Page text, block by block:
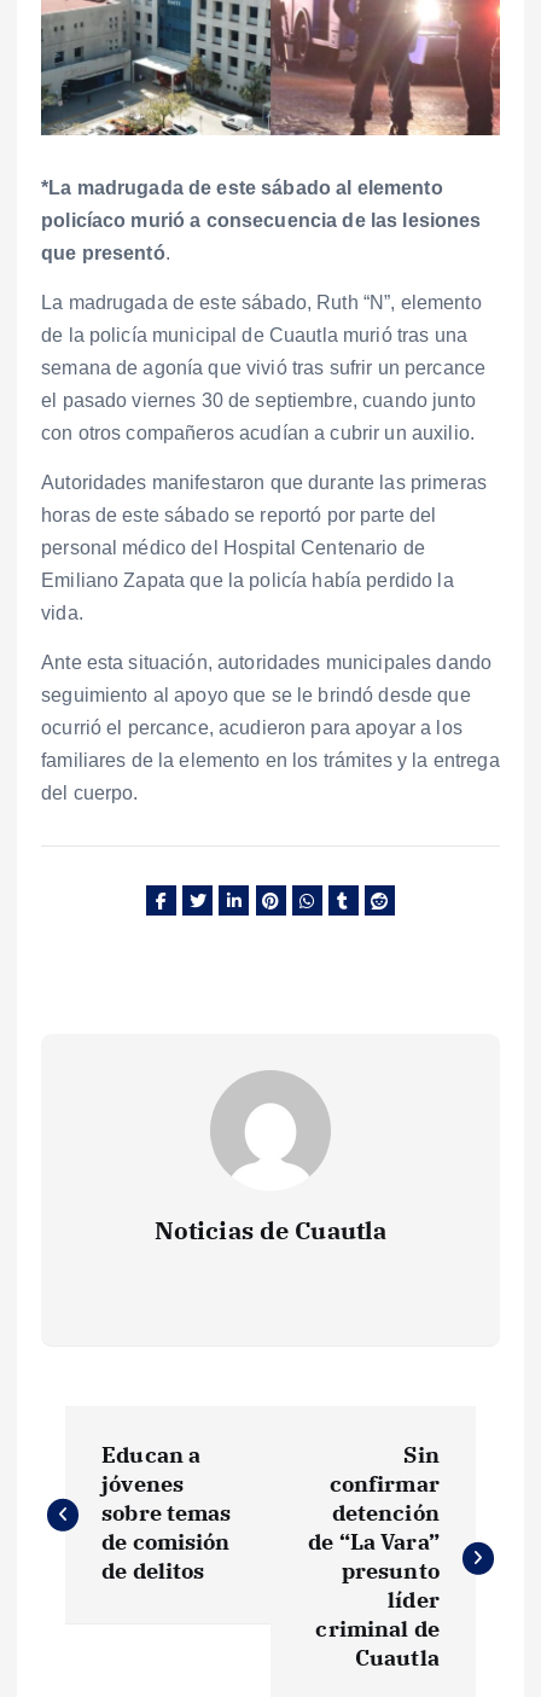
*La madrugada de este sábado al elemento
policíaco murió a consecuencia de las lesiones
que presentó.
La madrugada de este sábado, Ruth “N”, elemento
de la policía municipal de Cuautla murió tras una
semana de agonía que vivió tras sufrir un percance
el pasado viernes 30 de septiembre, cuando junto
con otros compañeros acudían a cubrir un auxilio.
Autoridades manifestaron que durante las primeras
horas de este sábado se reportó por parte del
personal médico del Hospital Centenario de
Emiliano Zapata que la policía había perdido la
vida.
Ante esta situación, autoridades municipales dando
seguimiento al apoyo que se le brindó desde que
ocurrió el percance, acudieron para apoyar a los
familiares de la elemento en los trámites y la entrega
del cuerpo.
Noticias de Cuautla
a
Educan a
jóvenes
sobre temas
de comisión
de delitos
Sin
confirmar
detención
de “La Vara”
presunto
líder
criminal de
Cuautla